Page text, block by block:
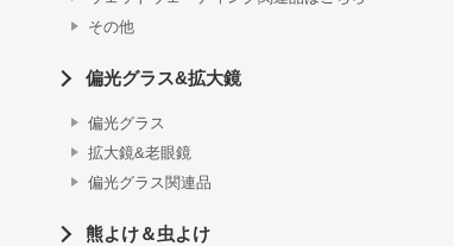
その他
偏光グラス&拡大鏡
偏光グラス
拡大鏡&老眼鏡
偏光グラス関連品
熊よけ＆虫よけ